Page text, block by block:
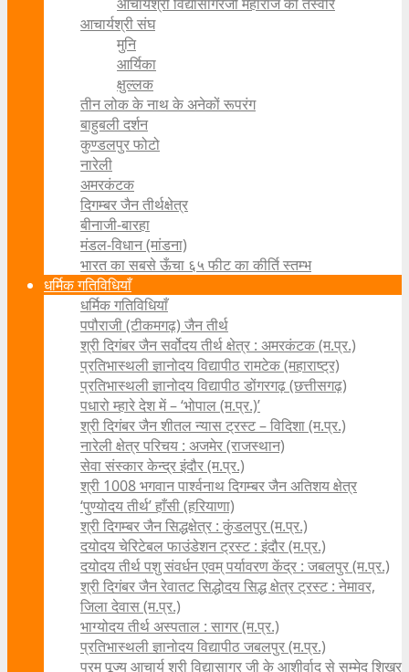
आचार्यश्री संघ
मुनि
आर्यिका
क्षुल्लक
तीन लोक के नाथ के अनेकों रूपरंग
बाहुबली दर्शन
कुण्डलपुर फोटो
नारेली
अमरकंटक
दिगम्बर जैन तीर्थक्षेत्र
बीनाजी-बारहा
मंडल-विधान (मांडना)
भारत का सबसे ऊँचा ६५ फीट का कीर्ति स्तम्भ
धर्मिक गतिविधियाँ
धर्मिक गतिविधियाँ
पपौराजी (टीकमगढ़) जैन तीर्थ
श्री दिगंबर जैन सर्वोदय तीर्थ क्षेत्र : अमरकंटक (म.प्र.)
प्रतिभास्थली ज्ञानोदय विद्यापीठ रामटेक (महाराष्ट्र)
प्रतिभास्थली ज्ञानोदय विद्यापीठ डोंगरगढ़ (छत्तीसगढ़)
पधारो म्हारे देश में – ‘भोपाल (म.प्र.)’
श्री दिगंबर जैन शीतल न्यास ट्रस्ट – विदिशा (म.प्र.)
नारेली क्षेत्र परिचय : अजमेर (राजस्थान)
सेवा संस्कार केन्द्र इंदौर (म.प्र.)
श्री 1008 भगवान पार्श्वनाथ दिगम्बर जैन अतिशय क्षे‍त्र
‘पुण्योदय तीर्थ’ हाँसी (हरियाणा)
श्री दिगम्बर जैन सिद्धक्षेत्र : कुंडलपुर (म.प्र.)
दयोदय चेरिटेबल फाउंडेशन ट्रस्ट : इंदौर (म.प्र.)
दयोदय तीर्थ पशु संवर्धन एवम्‌ पर्यावरण केंद्र : जबलपुर (म.प्र.)
श्री दिगंबर जैन रेवातट सिद्धोदय सिद्ध क्षेत्र ट्रस्ट : नेमावर,
जिला देवास (म.प्र.)
भाग्योदय तीर्थ अस्पताल : सागर (म.प्र.)
प्रतिभास्थली ज्ञानोदय विद्यापीठ जबलपुर (म.प्र.)
परम पूज्य आचार्य श्री विद्यासागर जी के आशीर्वाद से सम्मेद शिखर